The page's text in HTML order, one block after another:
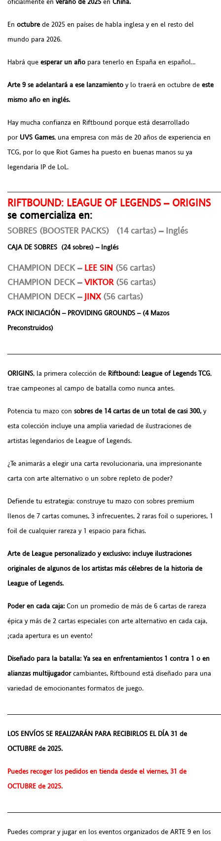
En octubre de 2025 en países de habla inglesa y en el resto del
mundo para 2026.
Habrá que esperar un año para tenerlo en España en español…
Arte 9 se adelantará a ese lanzamiento y lo traerá en octubre de este
mismo año en inglés.
Hay mucha confianza en Riftbound porque está desarrollado
por UVS Games, una empresa con más de 20 años de experiencia en
TCG, por lo que Riot Games ha puesto en buenas manos su ya
legendaria IP de LoL.
RIFTBOUND: LEAGUE OF LEGENDS – ORIGINS
se comercializa en:
SOBRES (BOOSTER PACKS) (14 cartas) – Inglés
CAJA DE SOBRES (24 sobres) – Inglés
CHAMPION DECK – LEE SIN (56 cartas)
CHAMPION DECK –VIKTOR (56 cartas)
CHAMPION DECK – JINX (56 cartas)
PACK INICIACIÓN – PROVIDING GROUNDS – (4 Mazos
Preconstruidos)
ORIGINS, la primera colección de Riftbound: League of Legends TCG,
trae campeones al campo de batalla como nunca antes.
Potencia tu mazo con sobres de 14 cartas de un total de casi 300, y
esta colección incluye una amplia variedad de ilustraciones de
artistas legendarios de League of Legends.
¿Te animarás a elegir una carta revolucionaria, una impresionante
carta con arte alternativo o un sobre repleto de poder?
Defiende tu estrategia: construye tu mazo con sobres premium
llenos de 7 cartas comunes, 3 infrecuentes, 2 raras foil o superiores, 1
foil de cualquier rareza y 1 espacio para fichas.
Arte de League personalizado y exclusivo: incluye ilustraciones
originales de algunos de los artistas más célebres de la historia de
League of Legends.
Poder en cada caja: Con un promedio de más de 6 cartas de rareza
épica y más de 2 cartas especiales con arte alternativo en cada caja,
¡cada apertura es un evento!
Diseñado para la batalla: Ya sea en enfrentamientos 1 contra 1 o en
alianzas multijugadorcambiantes, Riftbound está diseñado para una
variedad de emocionantes formatos de juego.
LOS ENVÍOS SE REALIZARÁN PARA RECIBIRLOS EL DÍA 31 de
OCTUBRE de 2025.
Puedes recoger los pedidos en tienda desde el viernes, 31 de
OCTUBRE de 2025.
Puedes comprar y jugar en los eventos organizados de ARTE 9 en los